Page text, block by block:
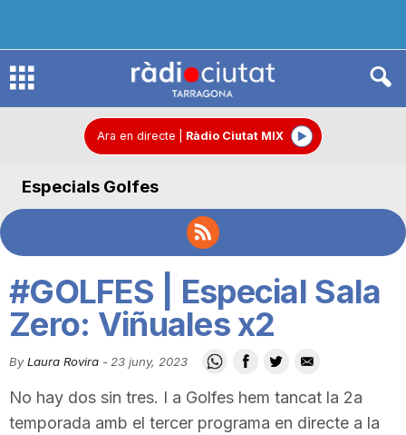
R
d
C
i
Ara en directe Ràdio Ciutat MIX
Especials Golfes
#GOLFES | Especial Sala
Zero: Viñuales x2
By Laura Rovira - 23 juny, 2023
No hay dos sin tres. I a Golfes hem tancat la 2a
temporada amb el tercer programa en directe a la